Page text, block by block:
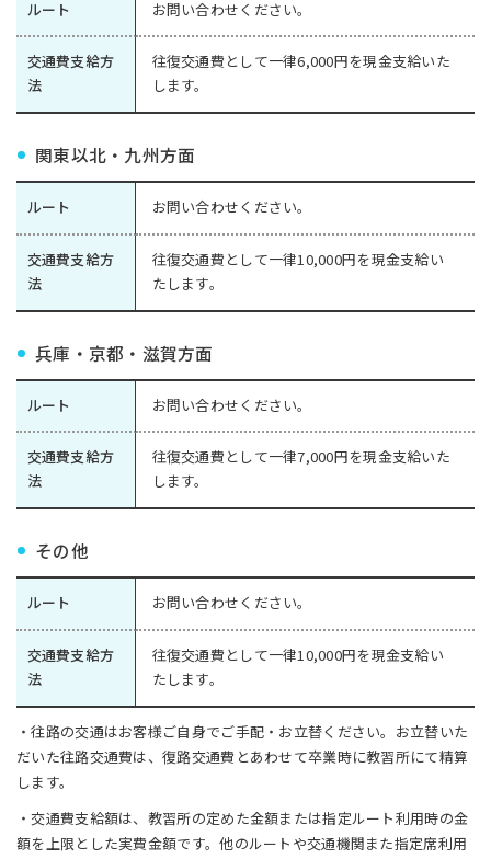
ルート お問い合わせください。
交通費支給方
法
往復交通費として一律6,000円を現金支給いた
します。
関東以北・九州方面
ルート お問い合わせください。
交通費支給方
法
往復交通費として一律10,000円を現金支給い
たします。
兵庫・京都・滋賀方面
ルート お問い合わせください。
交通費支給方
法
往復交通費として一律7,000円を現金支給いた
します。
その他
ルート お問い合わせください。
交通費支給方
法
往復交通費として一律10,000円を現金支給い
たします。
・往路の交通はお客様ご自身でご手配・お立替ください。お立替いた
だいた往路交通費は、復路交通費とあわせて卒業時に教習所にて精算
します。
・交通費支給額は、教習所の定めた金額または指定ルート利用時の金
額を上限とした実費金額です。他のルートや交通機関また指定席利用